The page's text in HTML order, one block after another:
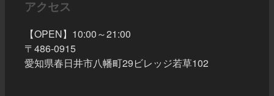
アクセス
【OPEN】10:00～21:00
〒486-0915
愛知県春日井市八幡町29ビレッジ若草102